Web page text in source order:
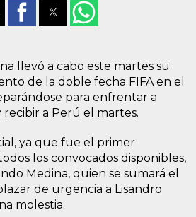
llevó a cabo este martes su
de la doble fecha FIFA en el
para enfrentar a
recibir a Perú el martes.
ya que fue el primer
los convocados disponibles,
Medina, quien se sumará el
de urgencia a Lisandro
molestia.